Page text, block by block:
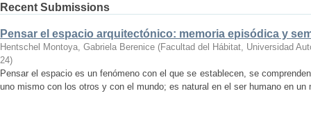
Recent Submissions
Pensar el espacio arquitectónico: memoria episódica y
Hentschel Montoya, Gabriela Berenice (Facultad del Hábitat, Universidad
24)
Pensar el espacio es un fenómeno con el que se establecen, se
uno mismo con los otros y con el mundo; es natural en el ser humano en